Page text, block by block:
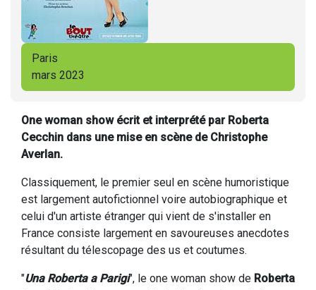
Paris
mars 2023
One woman show écrit et interprété par Roberta
Cecchin dans une mise en scène de Christophe
Averlan.
Classiquement, le premier seul en scène humoristique
est largement autofictionnel voire autobiographique et
celui d'un artiste étranger qui vient de s'installer en
France consiste largement en savoureuses anecdotes
résultant du télescopage des us et coutumes.
"Una Roberta a Parigi", le one woman show de Roberta